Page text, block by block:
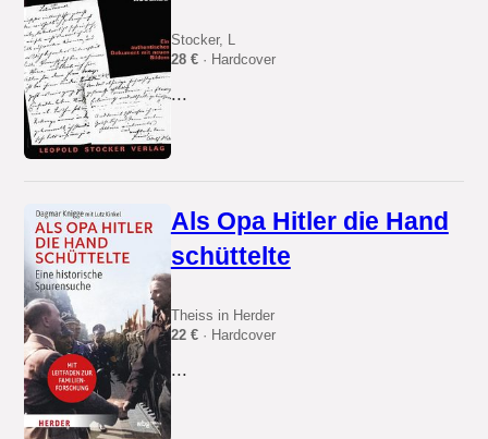
Stocker, L
28 €· Hardcover
...
Als Opa Hitler die Hand
schüttelte
Theiss in Herder
22 €· Hardcover
...